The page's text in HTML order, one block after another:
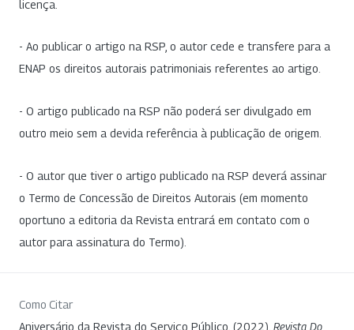
licença.
- Ao publicar o artigo na RSP, o autor cede e transfere para a
ENAP os direitos autorais patrimoniais referentes ao artigo.
- O artigo publicado na RSP não poderá ser divulgado em
outro meio sem a devida referência à publicação de origem.
- O autor que tiver o artigo publicado na RSP deverá assinar
o Termo de Concessão de Direitos Autorais (em momento
oportuno a editoria da Revista entrará em contato com o
autor para assinatura do Termo).
Como Citar
Aniversário da Revista do Serviço Público. (2022). Revista Do